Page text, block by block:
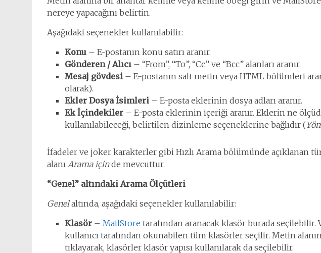
nereye yapacağını belirtin.
Aşağıdaki seçenekler kullanılabilir:
Konu – E-postanın konu satırı aranır.
Gönderen / Alıcı – “From”, “To”, “Cc” ve “Bcc” alanları aranır.
Mesaj gövdesi – E-postanın salt metin veya HTML bölümleri
olarak).
Ekler Dosya İsimleri – E-posta eklerinin dosya adları aranır.
Ek İçindekiler – E-posta eklerinin içeriği aranır. Eklerin ne
kullanılabileceği, belirtilen dizinleme seçeneklerine bağlıdır (
İfadeler ve joker karakterler gibi Hızlı Arama bölümünde açıklanan
alanı Arama içinde mevcuttur.
“Genel” altındaki Arama Ölçütleri
Genelaltında, aşağıdaki seçenekler kullanılabilir:
Klasör – MailStore tarafından aranacak klasör burada seçilebilir.
kullanıcı tarafından okunabilen tüm klasörler seçilir. Metin
tıklayarak, klasörler klasör yapısı kullanılarak da seçilebilir.